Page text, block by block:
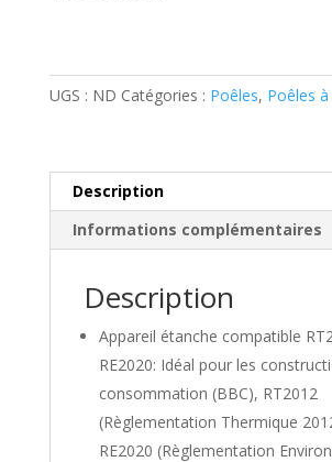
Deville
UGS : ND Catégories : Poêles, Poêles
Description
Informations complémentaires
Description
Appareil étanche compatible
RE2020: Idéal pour les
consommation (BBC), RT2012
(Règlementation Thermique
RE2020 (Règlementation